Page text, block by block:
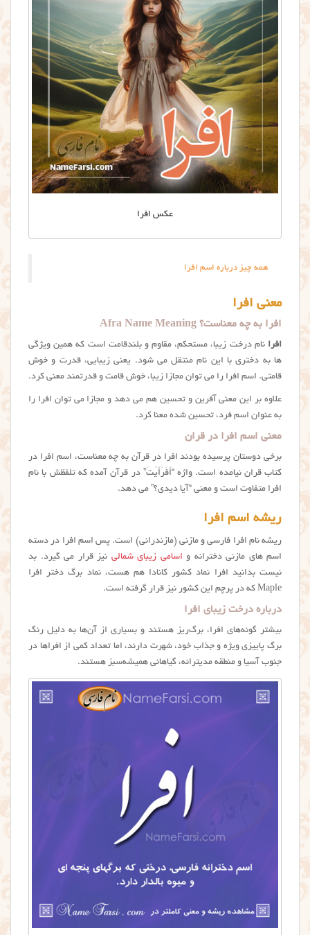
عکس افرا
همه چیز درباره اسم افرا
معنی افرا
افرا به چه معناست؟ Afra Name Meaning
افرا نام درخت زیبا، مستحکم، مقاوم و بلندقامت است که همین ویژگی
ها به دختری با این نام منتقل می شود. یعنی زیبایی، قدرت و خوش
قامتی. اسم افرا را می توان مجازا زیبا، خوش قامت و قدرتمند معنی کرد.
علاوه بر این معنی آفرین و تحسین هم می دهد و مجازا می توان افرا را
به عنوان اسم فرد، تحسین شده معنا کرد.
معنی اسم افرا در قران
برخی دوستان پرسیده بودند افرا در قرآن به چه معناست، اسم افرا در
کتاب قران نیامده است. واژه “أَفَرَأَيْتَ” در قرآن آمده که تلفظش با نام
افرا متفاوت است و معنی “آیا دیدی؟” می دهد.
ریشه اسم افرا
ریشه نام افرا فارسی و مازنی (مازندرانی) است. پس اسم افرا در دسته
اسم های مازنی دخترانه و اسامی زیبای شمالی نیز قرار می گیرد. بد
نیست بدانید افرا نماد کشور کانادا هم هست، نماد برگ دختر افرا
Maple که در پرچم این کشور نیز قرار گرفته است.
درباره درخت زیبای افرا
بیشتر گونه‌های افرا، برگ‌ریز هستند و بسیاری از آن‌ها به دلیل رنگ
برگ پاییزی ویژه و جذاب خود، شهرت دارند، اما تعداد کمی از افراها در
جنوب آسیا و منطقه مدیترانه، گیاهانی همیشه‌سبز هستند.